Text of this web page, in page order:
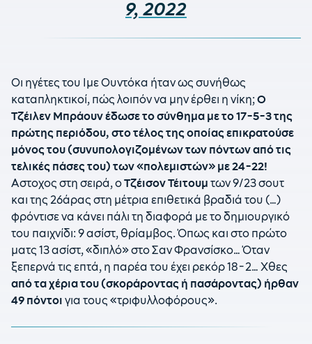
9, 2022
Οι ηγέτες του Ιμε Ουντόκα ήταν ως συνήθως
καταπληκτικοί, πώς λοιπόν να μην έρθει η νίκη;Ο
Τζέιλεν Μπράουν έδωσε το σύνθημα με το 17-5-3 της
πρώτης περιόδου, στο τέλος της οποίας επικρατούσε
μόνος του (συνυπολογιζομένων των πόντων από τις
τελικές πάσες του) των «πολεμιστών» με 24-22!
Αστοχος στη σειρά, οΤζέισον Τέιτουμ των 9/23 σουτ
και της 26άρας στη μέτρια επιθετικά βραδιά του (…)
φρόντισε να κάνει πάλι τη διαφορά με το δημιουργικό
του παιχνίδι: 9 ασίστ, θρίαμβος. Όπως και στο πρώτο
ματς 13 ασίστ, «διπλό» στο Σαν Φρανσίσκο… Όταν
ξεπερνά τις επτά, η παρέα του έχει ρεκόρ 18-2… Χθες
από τα χέρια του (σκοράροντας ή πασάροντας) ήρθαν
49 πόντοι για τους «τριφυλλοφόρους».